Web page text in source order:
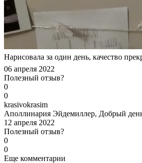
Нарисовала за один день, качество
06 апреля 2022
Полезный отзыв?
0
0
krasivokrasim
Аполлинария Эйдемиллер, Добрый
12 апреля 2022
Полезный отзыв?
0
0
Еще комментарии